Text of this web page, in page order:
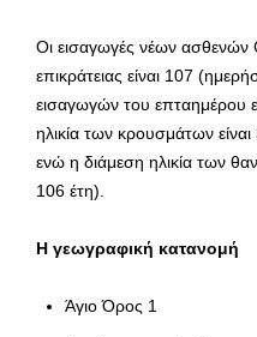
Οι εισαγωγές νέων ασθενών
επικράτειας είναι 107
εισαγωγών του επταημέρου
ηλικία των κρουσμάτων
ενώ η διάμεση ηλικία των
106 έτη).
Η γεωγραφική κατανομή
Άγιο Όρος 1